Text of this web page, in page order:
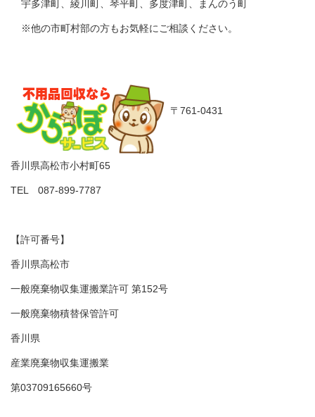
宇多津町、綾川町、琴平町、多度津町、まんのう町
※他の市町村部の方もお気軽にご相談ください。
〒761-0431
香川県高松市小村町65
TEL 087-899-7787
【許可番号】
香川県高松市
一般廃棄物収集運搬業許可 第152号
一般廃棄物積替保管許可
香川県
産業廃棄物収集運搬業
第03709165660号